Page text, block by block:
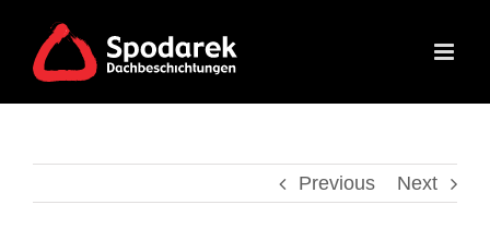
content
Previous Next